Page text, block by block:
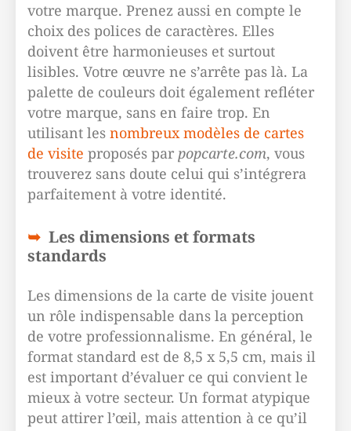
votre marque. Prenez aussi en compte le
choix des polices de caractères. Elles
doivent être harmonieuses et surtout
lisibles. Votre œuvre ne s’arrête pas là. La
palette de couleurs doit également refléter
votre marque, sans en faire trop. En
utilisant les nombreux modèles de cartes
de visite proposés par popcarte.com, vous
trouverez sans doute celui qui s’intégrera
parfaitement à votre identité.
Les dimensions et formats
standards
Les dimensions de la carte de visite jouent
un rôle indispensable dans la perception
de votre professionnalisme. En général, le
format standard est de 8,5 x 5,5 cm, mais il
est important d’évaluer ce qui convient le
mieux à votre secteur. Un format atypique
peut attirer l’œil, mais attention à ce qu’il